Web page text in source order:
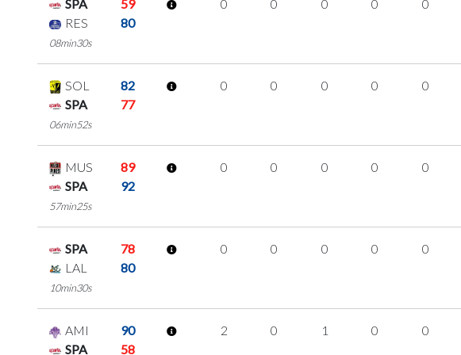
SPA
59
RES
80
08min30s
0 0 0 0 0
SOL
82
SPA
77
06min52s
0 0 0 0 0
MUS
89
SPA
92
57min25s
0 0 0 0 0
SPA
78
LAL
80
10min30s
0 0 0 0 0
AMI
90
SPA
58
2 0 1 0 0